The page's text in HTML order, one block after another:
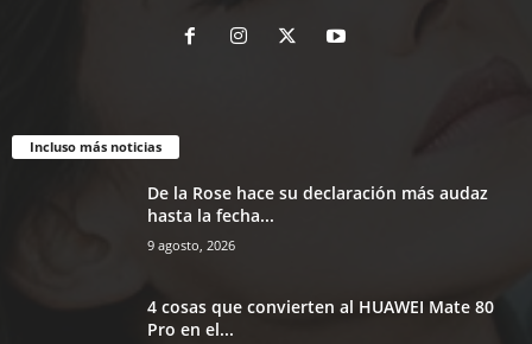
Incluso más noticias
De la Rose hace su declaración más audaz
hasta la fecha...
9 agosto, 2026
4 cosas que convierten al HUAWEI Mate 80
Pro en el...